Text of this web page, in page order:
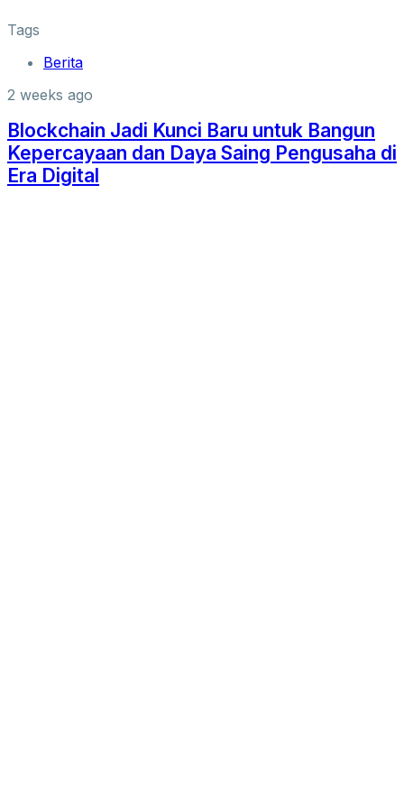
Tags
Berita
2 weeks ago
Blockchain Jadi Kunci Baru untuk Bangun
Kepercayaan dan Daya Saing Pengusaha di
Era Digital